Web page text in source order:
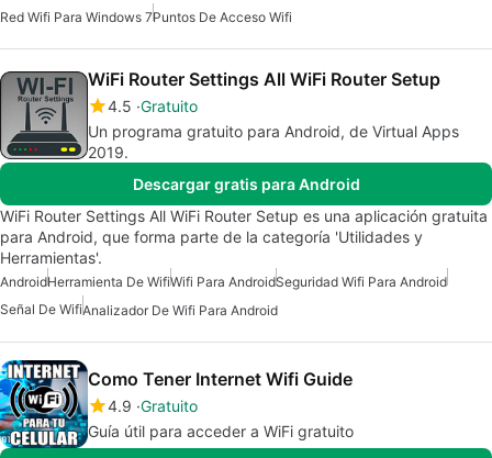
Red Wifi Para Windows 7Puntos De Acceso Wifi
WiFi Router Settings All WiFi Router Setup
4.5 Gratuito
Un programa gratuito para Android, de Virtual Apps
2019.
Descargar gratis para Android
WiFi Router Settings All WiFi Router Setup es una aplicación gratuita
para Android, que forma parte de la categoría 'Utilidades y
Herramientas'.
AndroidHerramienta De WifiWifi Para AndroidSeguridad Wifi Para Android
Señal De WifiAnalizador De Wifi Para Android
Como Tener Internet Wifi Guide
4.9 Gratuito
Guía útil para acceder a WiFi gratuito